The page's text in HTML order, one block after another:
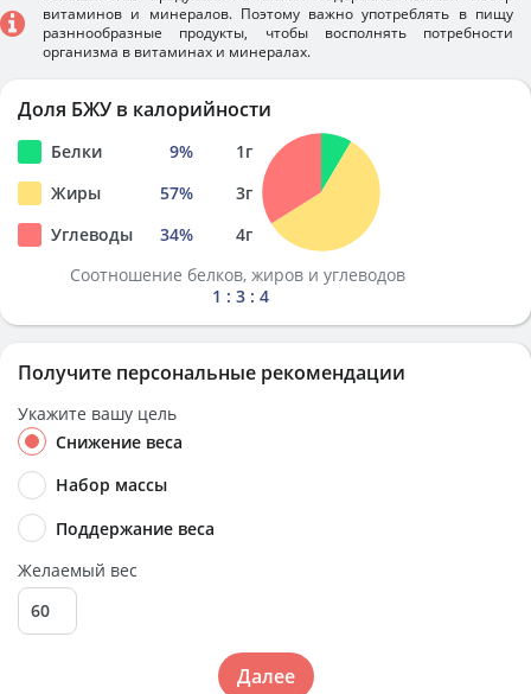
витаминов и минералов. Поэтому важно употреблять в пищу
разннообразные продукты, чтобы восполнять потребности
организма в витаминах и минералах.
Доля БЖУ в калорийности
Белки 9% 1г
Жиры
57% 3г
Углеводы
34% 4г
Соотношение белков, жиров и углеводов
1 : 3 : 4
Получите персональные рекомендации
Укажите вашу цель
Снижение веса
Набор массы
Поддержание веса
Желаемый вес
Далее